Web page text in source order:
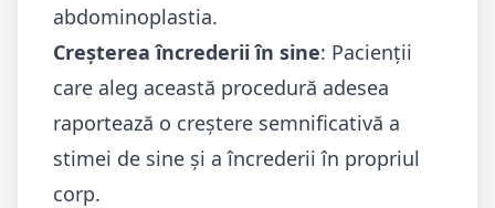
abdominoplastia.
Creșterea încrederii în sine: Pacienții
care aleg această procedură adesea
raportează o creștere semnificativă a
stimei de sine și a încrederii în propriul
corp.